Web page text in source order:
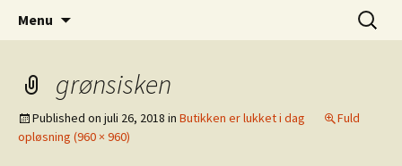
Retro-Shoppen.DK
Dansk Design fra 1940 til 1980
Menu
Søg
efter:
grønsisken
Published on juli 26, 2018 in Butikken er lukket i dag
Fuld
opløsning (960 × 960)